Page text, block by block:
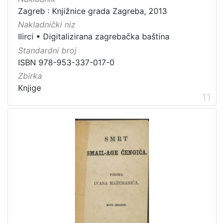
Zagreb : Knjižnice grada Zagreba, 2013
Nakladnički niz
Ilirci • Digitalizirana zagrebačka baština
Standardni broj
ISBN 978-953-337-017-0
Zbirka
Knjige
11